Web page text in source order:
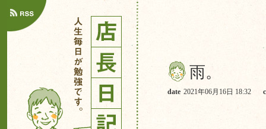
雨。
date 2021年06月16日 18:32